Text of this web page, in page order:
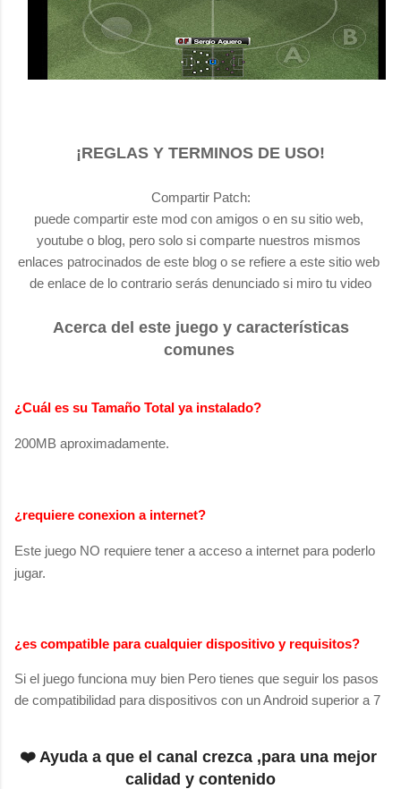
¡REGLAS Y TERMINOS DE USO!
Compartir Patch:
puede compartir este mod con amigos o en su sitio web,
youtube o blog, pero solo si comparte nuestros mismos
enlaces patrocinados de este blog o se refiere a este sitio web
de enlace de lo contrario serás denunciado si miro tu video
Acerca del este juego y características
comunes
¿Cuál es su Tamaño Total ya instalado?
200MB aproximadamente.
¿requiere conexion a internet?
Este juego NO requiere tener a acceso a internet para poderlo
jugar.
¿es compatible para cualquier dispositivo y requisitos?
Si el juego funciona muy bien Pero tienes que seguir los pasos
de compatibilidad para dispositivos con un Android superior a 7
❤️ Ayuda a que el canal crezca ,para una mejor
calidad y contenido